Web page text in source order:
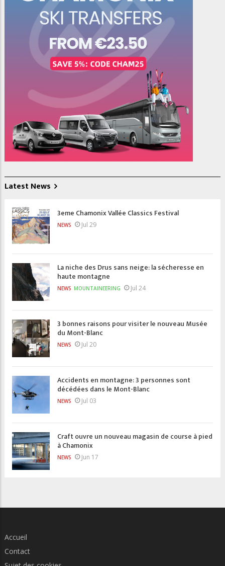
Latest News
3eme Chamonix Vallée Classics Festival
NEWS Jul 29
La niche des Drus sans neige: la sécheresse en
haute montagne
NEWS MOUNTAINEERING Jul 24
3 bonnes raisons pour visiter le nouveau Musée
du Mont-Blanc
NEWS Jul 20
Accidents en montagne: 3 personnes sont
décédées dans le Mont-Blanc
NEWS Jul 03
Craft ouvre un nouveau magasin de course à pied
à Chamonix
NEWS Jun 17
Accueil
Contact